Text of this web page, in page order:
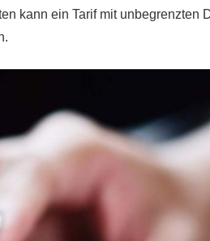
kann ein Tarif mit unbegrenzten